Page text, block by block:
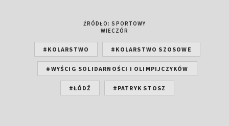
ŹRÓDŁO: SPORTOWY
WIECZÓR
#KOLARSTWO #KOLARSTWO SZOSOWE
#WYŚCIG SOLIDARNOŚCI I OLIMPIJCZYKÓW
#ŁÓDŹ #PATRYK STOSZ